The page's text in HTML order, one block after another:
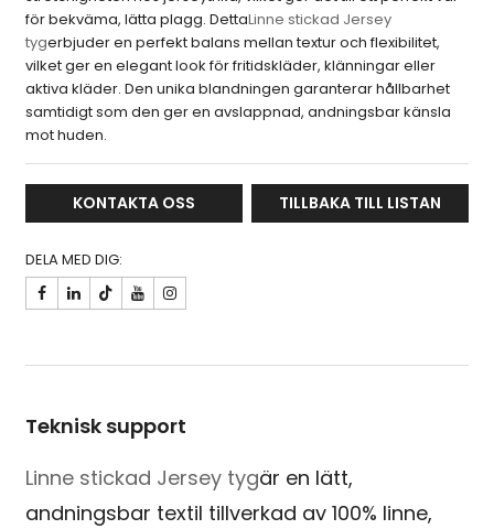
för bekväma, lätta plagg. DettaLinne stickad Jersey
tygerbjuder en perfekt balans mellan textur och flexibilitet,
vilket ger en elegant look för fritidskläder, klänningar eller
aktiva kläder. Den unika blandningen garanterar hållbarhet
samtidigt som den ger en avslappnad, andningsbar känsla
mot huden.
KONTAKTA OSS TILLBAKA TILL LISTAN
DELA MED DIG:

Teknisk support
Linne stickad Jersey tygär en lätt,
andningsbar textil tillverkad av 100% linne,